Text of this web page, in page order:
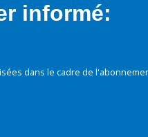
informé:
dans le cadre de